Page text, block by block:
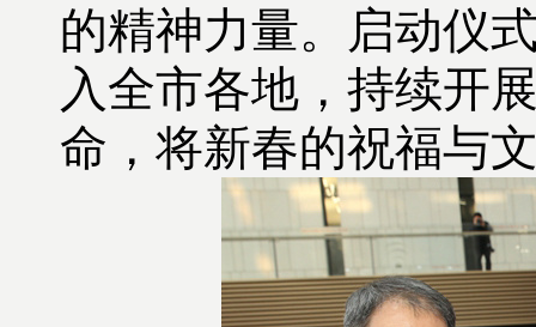
的精神力量。启动仪
入全市各地，持续开
命，将新春的祝福与